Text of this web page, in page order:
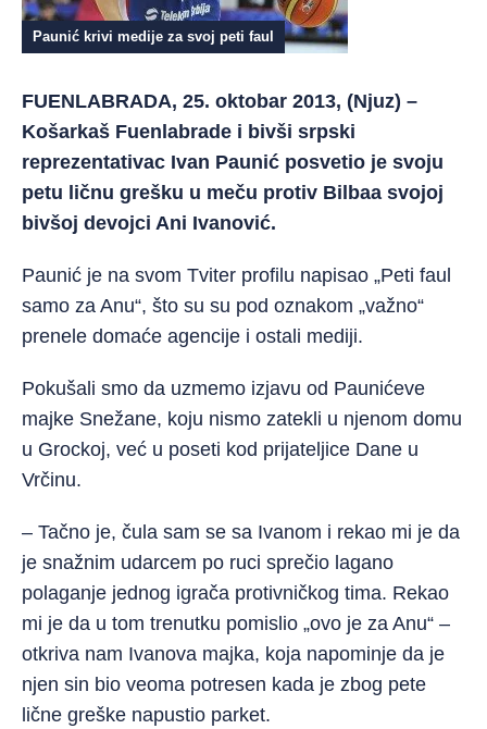
Paunić krivi medije za svoj peti faul
FUENLABRADA, 25. oktobar 2013, (Njuz) –
Košarkaš Fuenlabrade i bivši srpski
reprezentativac Ivan Paunić posvetio je svoju
petu ličnu grešku u meču protiv Bilbaa svojoj
bivšoj devojci Ani Ivanović.
Paunić je na svom Tviter profilu napisao „Peti faul
samo za Anu“, što su su pod oznakom „važno“
prenele domaće agencije i ostali mediji.
Pokušali smo da uzmemo izjavu od Paunićeve
majke Snežane, koju nismo zatekli u njenom domu
u Grockoj, već u poseti kod prijateljice Dane u
Vrčinu.
– Tačno je, čula sam se sa Ivanom i rekao mi je da
je snažnim udarcem po ruci sprečio lagano
polaganje jednog igrača protivničkog tima. Rekao
mi je da u tom trenutku pomislio „ovo je za Anu“ –
otkriva nam Ivanova majka, koja napominje da je
njen sin bio veoma potresen kada je zbog pete
lične greške napustio parket.